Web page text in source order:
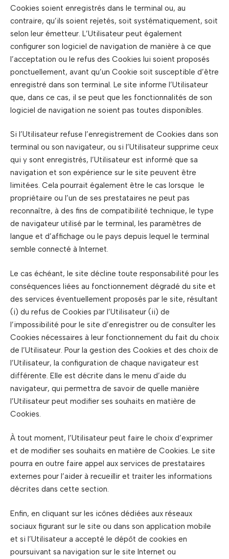
Cookies soient enregistrés dans le terminal ou, au
contraire, qu’ils soient rejetés, soit systématiquement, soit
selon leur émetteur. L’Utilisateur peut également
configurer son logiciel de navigation de manière à ce que
l’acceptation ou le refus des Cookies lui soient proposés
ponctuellement, avant qu’un Cookie soit susceptible d’être
enregistré dans son terminal. Le site informe l’Utilisateur
que, dans ce cas, il se peut que les fonctionnalités de son
logiciel de navigation ne soient pas toutes disponibles.
Si l’Utilisateur refuse l’enregistrement de Cookies dans son
terminal ou son navigateur, ou si l’Utilisateur supprime ceux
qui y sont enregistrés, l’Utilisateur est informé que sa
navigation et son expérience sur le site peuvent être
limitées. Cela pourrait également être le cas lorsque le
propriétaire ou l’un de ses prestataires ne peut pas
reconnaître, à des fins de compatibilité technique, le type
de navigateur utilisé par le terminal, les paramètres de
langue et d’affichage ou le pays depuis lequel le terminal
semble connecté à Internet.
Le cas échéant, le site décline toute responsabilité pour les
conséquences liées au fonctionnement dégradé du site et
des services éventuellement proposés par le site, résultant
(i) du refus de Cookies par l’Utilisateur (ii) de
l’impossibilité pour le site d’enregistrer ou de consulter les
Cookies nécessaires à leur fonctionnement du fait du choix
de l’Utilisateur. Pour la gestion des Cookies et des choix de
l’Utilisateur, la configuration de chaque navigateur est
différente. Elle est décrite dans le menu d’aide du
navigateur, qui permettra de savoir de quelle manière
l’Utilisateur peut modifier ses souhaits en matière de
Cookies.
À tout moment, l’Utilisateur peut faire le choix d’exprimer
et de modifier ses souhaits en matière de Cookies. Le site
pourra en outre faire appel aux services de prestataires
externes pour l’aider à recueillir et traiter les informations
décrites dans cette section.
Enfin, en cliquant sur les icônes dédiées aux réseaux
sociaux figurant sur le site ou dans son application mobile
et si l’Utilisateur a accepté le dépôt de cookies en
poursuivant sa navigation sur le site Internet ou